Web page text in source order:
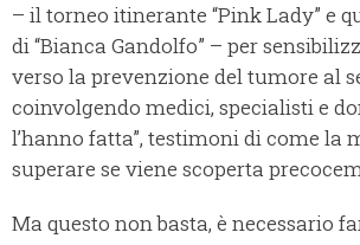
– il torneo itinerante “Pink Lady” e
di “Bianca Gandolfo” – per
verso la prevenzione del tumore al
coinvolgendo medici, specialisti e
l’hanno fatta”, testimoni di come la
superare se viene scoperta
Ma questo non basta, è necessario